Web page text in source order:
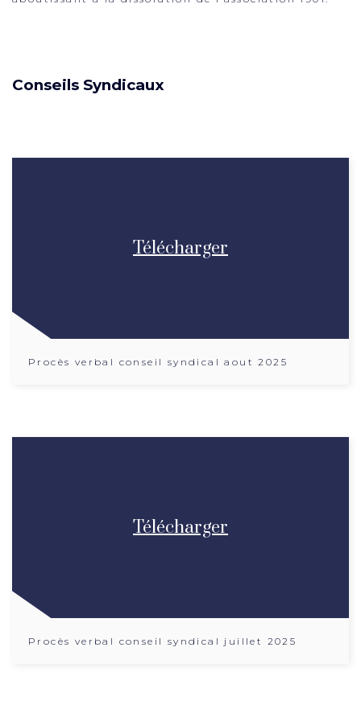
Conseils Syndicaux
Télécharger
Procès verbal conseil syndical aout 2025
Télécharger
Procès verbal conseil syndical juillet 2025